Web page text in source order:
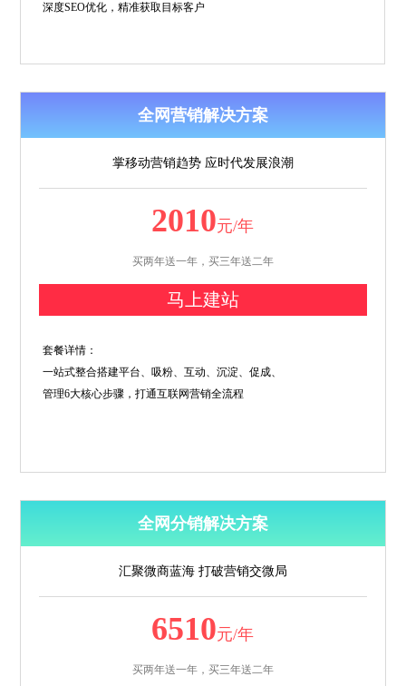
深度SEO优化，精准获取目标客户
全网营销解决方案
掌移动营销趋势 应时代发展浪潮
2010元/年
买两年送一年，买三年送二年
马上建站
套餐详情：
一站式整合搭建平台、吸粉、互动、沉淀、促成、
管理6大核心步骤，打通互联网营销全流程
全网分销解决方案
汇聚微商蓝海 打破营销交微局
6510元/年
买两年送一年，买三年送二年